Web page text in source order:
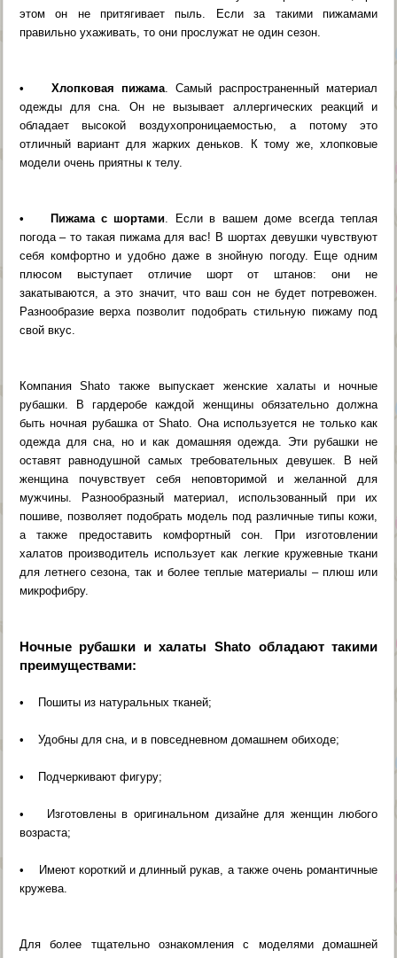
этом он не притягивает пыль. Если за такими пижамами
правильно ухаживать, то они прослужат не один сезон.
• Хлопковая пижама. Самый распространенный материал
одежды для сна. Он не вызывает аллергических реакций и
обладает высокой воздухопроницаемостью, а потому это
отличный вариант для жарких деньков. К тому же, хлопковые
модели очень приятны к телу.
• Пижама с шортами. Если в вашем доме всегда теплая
погода – то такая пижама для вас! В шортах девушки чувствуют
себя комфортно и удобно даже в знойную погоду. Еще одним
плюсом выступает отличие шорт от штанов: они не
закатываются, а это значит, что ваш сон не будет потревожен.
Разнообразие верха позволит подобрать стильную пижаму под
свой вкус.
Компания Shato также выпускает женские халаты и ночные
рубашки. В гардеробе каждой женщины обязательно должна
быть ночная рубашка от Shato. Она используется не только как
одежда для сна, но и как домашняя одежда. Эти рубашки не
оставят равнодушной самых требовательных девушек. В ней
женщина почувствует себя неповторимой и желанной для
мужчины. Разнообразный материал, использованный при их
пошиве, позволяет подобрать модель под различные типы кожи,
а также предоставить комфортный сон. При изготовлении
халатов производитель использует как легкие кружевные ткани
для летнего сезона, так и более теплые материалы – плюш или
микрофибру.
Ночные рубашки и халаты Shato обладают такими
преимуществами:
• Пошиты из натуральных тканей;
• Удобны для сна, и в повседневном домашнем обиходе;
• Подчеркивают фигуру;
• Изготовлены в оригинальном дизайне для женщин любого
возраста;
• Имеют короткий и длинный рукав, а также очень романтичные
кружева.
Для более тщательно ознакомления с моделями домашней